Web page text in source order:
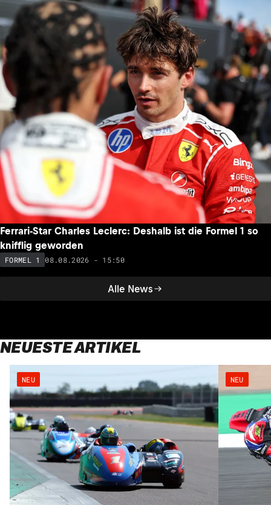
Alle News
Ferrari-Star Charles Leclerc: Deshalb ist die Formel 1 so
knifflig geworden
FORMEL 1 08.08.2026 - 15:50
NEUESTE ARTIKEL
NEU NEU